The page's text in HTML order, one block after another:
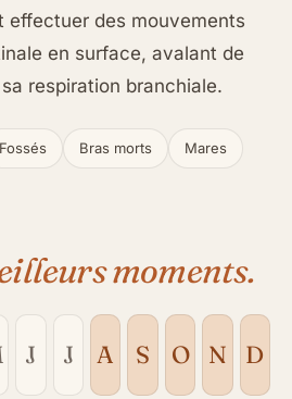
effectuer des mouvements
en surface, avalant de
respiration branchiale.
Fossés Bras morts Mares
moments.
J J A S O N D